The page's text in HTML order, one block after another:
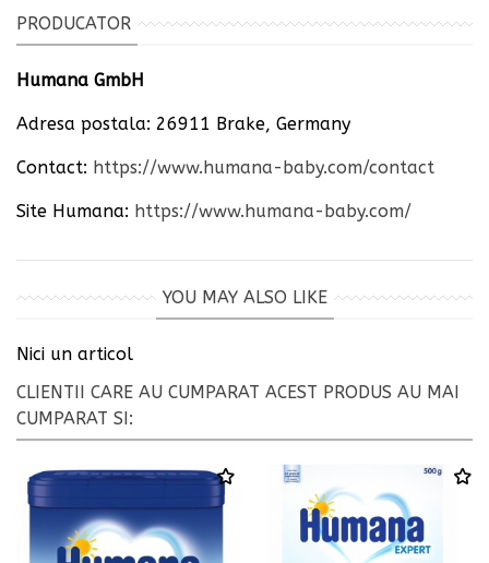
PRODUCATOR
Humana GmbH
Adresa postala: 26911 Brake, Germany
Contact: https://www.humana-baby.com/contact
Site Humana: https://www.humana-baby.com/
YOU MAY ALSO LIKE
Nici un articol
CLIENTII CARE AU CUMPARAT ACEST PRODUS AU MAI
CUMPARAT SI: